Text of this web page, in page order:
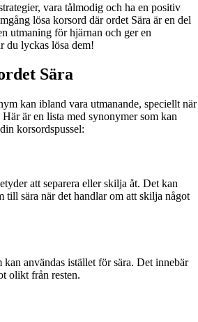
vara tålmodig och ha en positiv
lösa korsord där ordet Sära är en del
utmaning för hjärnan och ger en
du lyckas lösa dem!
Sära
kan ibland vara utmanande, speciellt när
är en lista med synonymer som kan
korsordspussel:
att separera eller skilja åt. Det kan
till sära när det handlar om att skilja något
kan användas istället för sära. Det innebär
olikt från resten.